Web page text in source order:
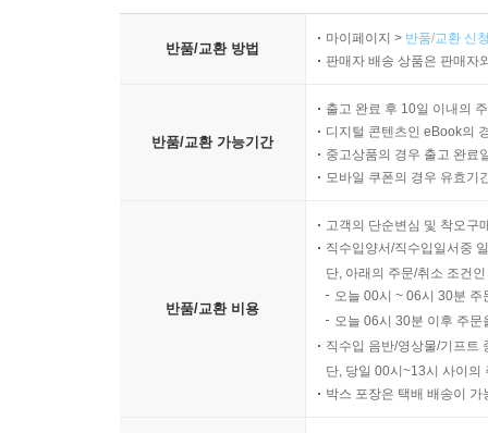
반품/교환 방법
마이페이지 > 반품/교환 신
판매자 배송 상품은 판매자
반품/교환 가능기간
출고 완료 후 10일 이내의
디지털 콘텐츠인 eBook의
중고상품의 경우 출고 완료
모바일 쿠폰의 경우 유효기
반품/교환 비용
고객의 단순변심 및 착오구
직수입양서/직수입일서중
단, 아래의 주문/취소 조건
오늘 00시 ~ 06시 30분
오늘 06시 30분 이후 주
직수입 음반/영상물/기프트
단, 당일 00시~13시 사이의
박스 포장은 택배 배송이